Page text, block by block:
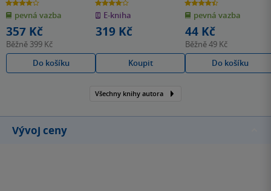
4.0
z
5
hvězdiček
pevná vazba
357 Kč
Běžně 399 Kč
Do košíku
4.0
z
5
hvězdiček
E-kniha
319 Kč
Koupit
4.4
z
5
hvězdiček
pevná vazba
44 Kč
Běžně49 Kč
Do košíku
Všechny knihy autora
Vývoj ceny